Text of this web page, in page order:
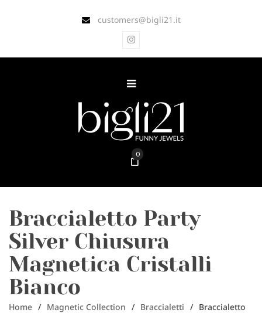
customers@bigli21.it
0
Braccialetto Party
Silver Chiusura
Magnetica Cristalli
Bianco
Home / Magnetic Collection / Braccialetti / Braccialetto